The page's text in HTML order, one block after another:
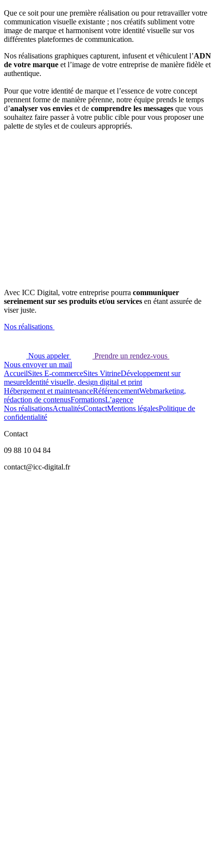
Que ce soit pour une première réalisation ou pour retravailler votre
communication visuelle existante ; nos créatifs subliment votre
image de marque et harmonisent votre identité visuelle sur vos
différentes plateformes de communication.
Nos réalisations graphiques capturent, infusent et véhiculent l’ADN
de votre marque et l’image de votre entreprise de manière fidèle et
authentique.
Pour que votre identité de marque et l’essence de votre concept
prennent forme de manière pérenne, notre équipe prends le temps
d’analyser vos envies et de comprendre les messages que vous
souhaitez faire passer à votre public cible pour vous proposer une
palette de styles et de couleurs appropriés.
Avec ICC Digital, votre entreprise pourra communiquer
sereinement sur ses produits et/ou services en étant assurée de
viser juste.
Nos réalisations
Nous appeler
Prendre un rendez-vous
Nous envoyer un mail
AccueilSites E-commerceSites VitrineDéveloppement sur
mesureIdentité visuelle, design digital et print
Hébergement et maintenanceRéférencementWebmarketing,
rédaction de contenusFormationsL’agence
Nos réalisationsActualitésContactMentions légalesPolitique de
confidentialité
Contact
09 88 10 04 84
contact@icc-digital.fr